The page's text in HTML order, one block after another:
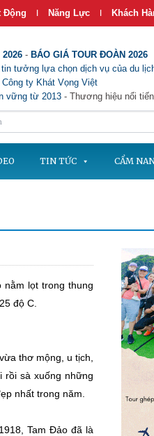
Động | Năng Lực | Khách
2026 - BÁO GIÁ TOUR ĐOÀN 2026
tưởng lựa chọn dịch vụ của du
ty Khát Vọng Việt
vững từ 2013 - Thương hiệu nổi
TIN TỨC CẨM
lọt trong thung
độ C.
thơ mộng, u tịch,
rồi sà xuống những
nhất trong năm.
Tam Đảo đã là